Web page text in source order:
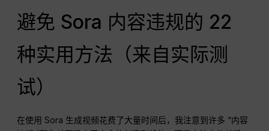
避免 Sora 内容违规的 22
种实用方法（来自实际测
试）
在使用 Sora 生成视频花费了大量时间后，我注意到许多 “内容